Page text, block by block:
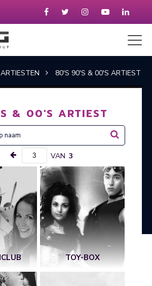
ARTIESTEN 80'S 90'S & 00'S ARTIEST
& 00'S ARTIEST
VAN 3
TOY-BOX